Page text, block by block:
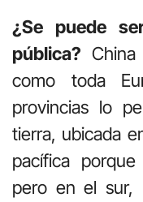
¿Se puede
pública?
como toda
provincias lo
tierra, ubicada
pacífica
pero en el sur,